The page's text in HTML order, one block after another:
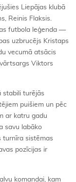
Liepājas klubā
Reinis Flaksis.
futbola leģenda —
uzbrucējs Kristaps
vecumā atsācis
Viktors
stabili turējās
puišiem un pēc
ar katru gadu
savu labāko
turnīra sistēmas
pozīcijas ir
komandai, kam